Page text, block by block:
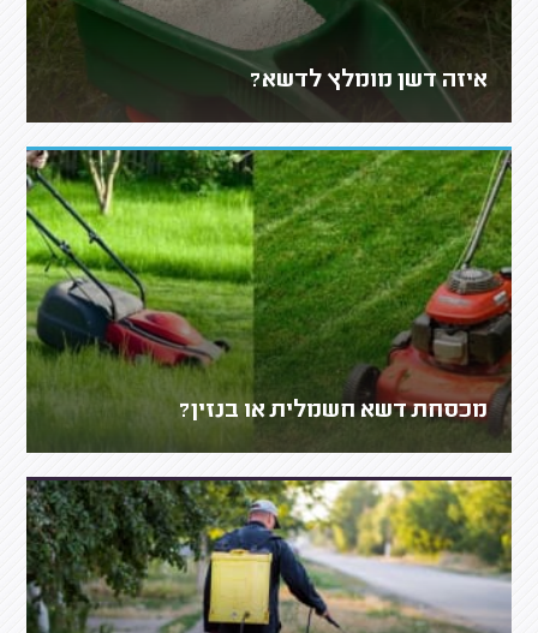
איזה דשן מומלץ לדשא?
מכסחת דשא חשמלית או בנזין?